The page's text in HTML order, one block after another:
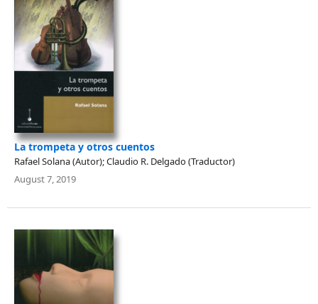
La trompeta y otros cuentos
Rafael Solana (Autor); Claudio R. Delgado (Traductor)
August 7, 2019